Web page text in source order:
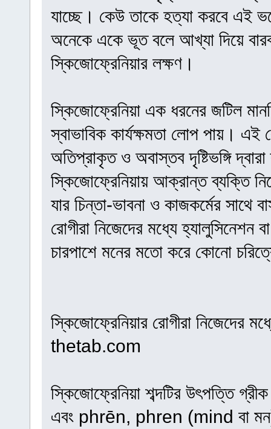
যাচ্ছে। কেউ তাকে হত্যা করবে এই
অনেকে একে ভূত বলে আখ্যা দিয়ে
স্কিজোফ্রেনিয়ার লক্ষণ।
স্কিজোফ্রেনিয়া এক ধরনের জটিল
স্বাভাবিক কার্যক্ষমতা লোপ পায়।
অতিপ্রাকৃত ও অবাস্তব দৃষ্টিভঙ্গি
স্কিজোফ্রেনিয়ায় আক্রান্ত ব্যক্তি
যার চিন্তা-ভাবনা ও কাজকর্মের
রোগীরা নিজেদের মধ্যে হ্যালুসিনেশন
চারপাশে মনের মতো করে কোনো
স্কিজোফ্রেনিয়ার রোগীরা নিজেদের
thetab.com
স্কিজোফ্রেনিয়া শব্দটির উৎপত্তি
এবং phrēn, phren (mind বা